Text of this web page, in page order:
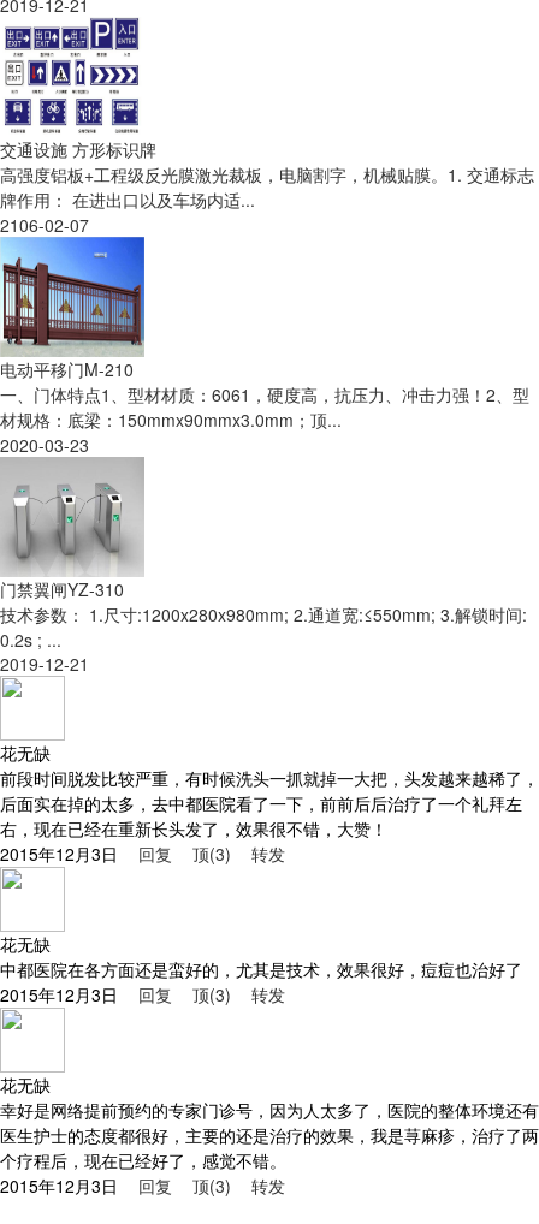
交通设施 方形标识牌
高强度铝板+工程级反光膜激光裁板，电脑割字，机械贴膜。1. 交通标志
牌作用： 在进出口以及车场内适...
2106-02-07
电动平移门M-210
一、门体特点1、型材材质：6061，硬度高，抗压力、冲击力强！2、型
材规格：底梁：150mmx90mmx3.0mm；顶...
2020-03-23
门禁翼闸YZ-310
技术参数： 1.尺寸:1200x280x980mm; 2.通道宽:≤550mm; 3.解锁时间:
0.2s ; ...
2019-12-21
花无缺
前段时间脱发比较严重，有时候洗头一抓就掉一大把，头发越来越稀了，
后面实在掉的太多，去中都医院看了一下，前前后后治疗了一个礼拜左
右，现在已经在重新长头发了，效果很不错，大赞！
2015年12月3日
回复 顶(3) 转发
花无缺
中都医院在各方面还是蛮好的，尤其是技术，效果很好，痘痘也治好了
2015年12月3日
回复 顶(3) 转发
花无缺
幸好是网络提前预约的专家门诊号，因为人太多了，医院的整体环境还有
医生护士的态度都很好，主要的还是治疗的效果，我是荨麻疹，治疗了两
个疗程后，现在已经好了，感觉不错。
2015年12月3日
回复 顶(3) 转发